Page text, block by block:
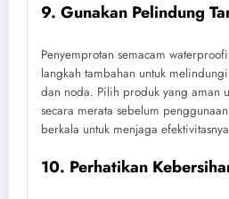
9. Gunakan Pelindung
Penyemprotan semacam
langkah tambahan untuk
dan noda. Pilih produk yang aman
secara merata sebelum
berkala untuk menjaga
10. Perhatikan